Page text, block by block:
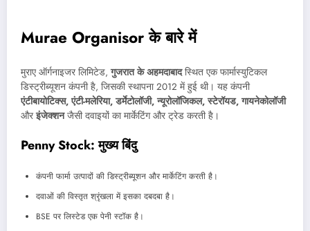
Murae Organisor के बारे में
मुराए ऑर्गनाइजर लिमिटेड,गुजरात के अहमदाबादस्थित एक फार्मास्युटिकल
डिस्ट्रीब्यूशन कंपनी है, जिसकी स्थापना 2012 में हुई थी। यह कंपनी
एंटीबायोटिक्स, एंटी-मलेरिया, डर्मेटोलॉजी, न्यूरोलॉजिकल, स्टेरॉयड, गायनेकोलॉजी
औरइंजेक्शनजैसी दवाइयों का मार्केटिंग और ट्रेड करती है।
Penny Stock: मुख्य बिंदु
कंपनी फार्मा उत्पादों की डिस्ट्रीब्यूशन और मार्केटिंग करती है।
दवाओं की विस्तृत श्रृंखला में इसका दबदबा है।
BSE पर लिस्टेड एक पेनी स्टॉक है।